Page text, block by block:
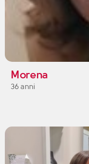
Morena
36 anni